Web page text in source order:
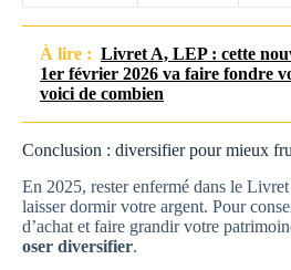
À lire : Livret A, LEP : cette
1er février 2026 va faire fondre
voici de combien
Conclusion : diversifier pour mieux
En 2025, rester enfermé dans le
laisser dormir votre argent. Pour
d’achat et faire grandir votre
oser diversifier.